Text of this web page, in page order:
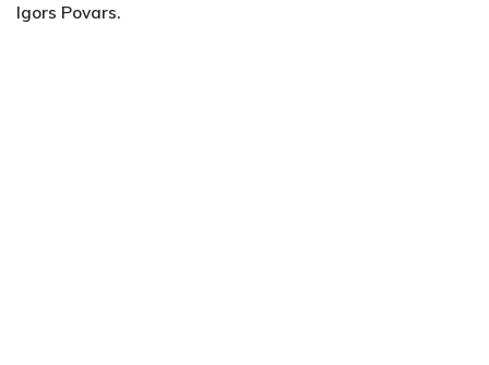
Igors Povars.